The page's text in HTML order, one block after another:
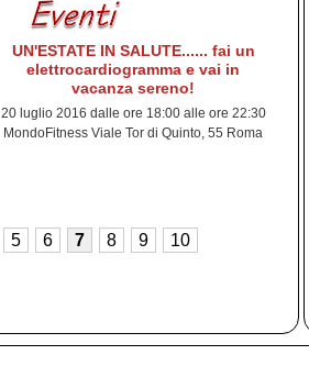
UN'ESTATE IN SALUTE...... fai un
elettrocardiogramma e vai in
vacanza sereno!
20 luglio 2016 dalle ore 18:00 alle ore 22:30
MondoFitness Viale Tor di Quinto, 55 Roma
5 6 7 8 9 10